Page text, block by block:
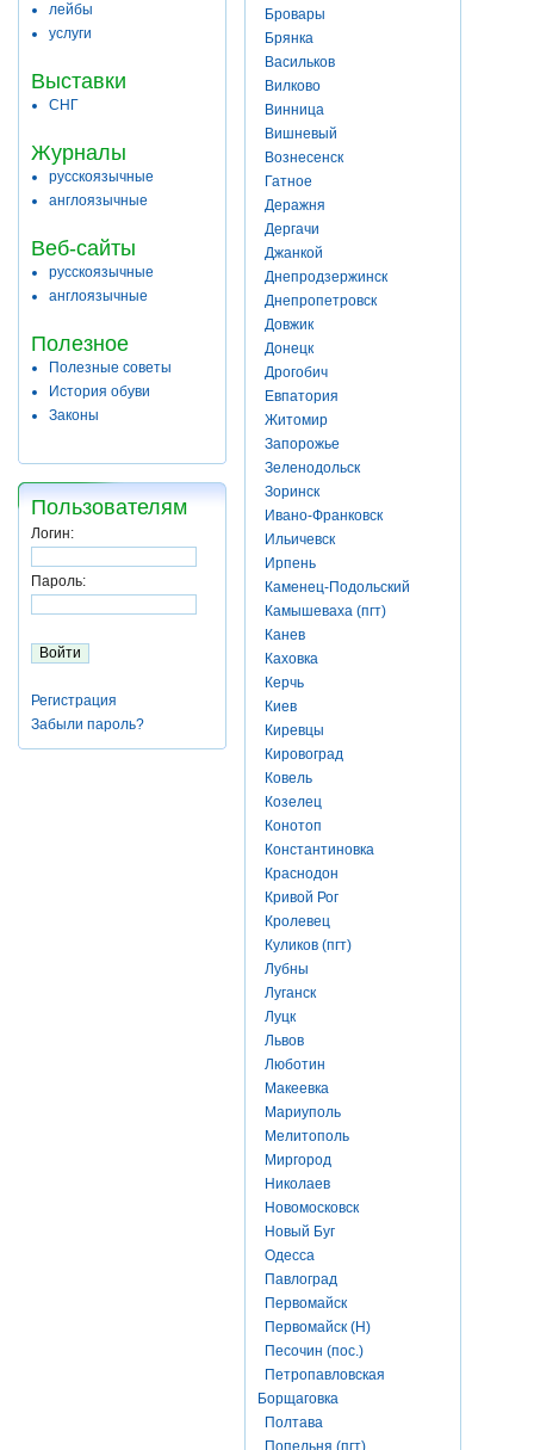
лейбы
услуги
Выставки
СНГ
Журналы
русскоязычные
англоязычные
Веб-сайты
русскоязычные
англоязычные
Полезное
Полезные советы
История обуви
Законы
Пользователям
Логин:
Пароль:
Регистрация
Забыли пароль?
Бровары
Брянка
Васильков
Вилково
Винница
Вишневый
Вознесенск
Гатное
Деражня
Дергачи
Джанкой
Днепродзержинск
Днепропетровск
Довжик
Донецк
Дрогобич
Евпатория
Житомир
Запорожье
Зеленодольск
Зоринск
Ивано-Франковск
Ильичевск
Ирпень
Каменец-Подольский
Камышеваха (пгт)
Канев
Каховка
Керчь
Киев
Киревцы
Кировоград
Ковель
Козелец
Конотоп
Константиновка
Краснодон
Кривой Рог
Кролевец
Куликов (пгт)
Лубны
Луганск
Луцк
Львов
Люботин
Макеевка
Мариуполь
Мелитополь
Миргород
Николаев
Новомосковск
Новый Буг
Одесса
Павлоград
Первомайск
Первомайск (Н)
Песочин (пос.)
Петропавловская
Борщаговка
Полтава
Попельня (пгт)